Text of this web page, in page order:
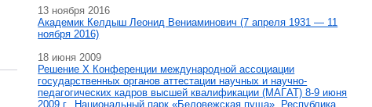
13 ноября 2016
Академик Келдыш Леонид Вениаминович (7 апреля 1931 — 11
ноября 2016)
18 июня 2009
Решение X Конференции международной ассоциации
государственных органов аттестации научных и научно-
педагогических кадров высшей квалификации (МАГAT) 8-9 июня
2009 г., Национальный парк «Беловежская пуща», Республика